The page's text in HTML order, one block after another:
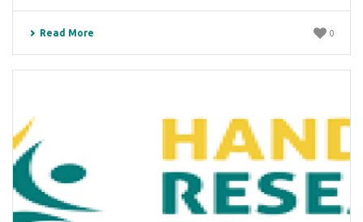
Read More 0